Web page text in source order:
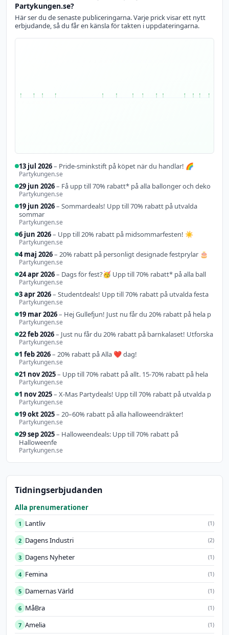
Partykungen.se?
Här ser du de senaste publiceringarna. Varje prick visar ett nytt
erbjudande, så du får en känsla för takten i uppdateringarna.
29 sep 2025
19
okt
2025
20–
60%
rabatt
…
2025
X-Mas
Partydea…
nov
2025
Upp
till
70%
r…
1 feb
2026
rabatt feb
Just
nu
du…
2026
Gullefjun!…
Studentdeals!
24
apr
Dags
4 maj
2026
rabatt
jun
Upp
till
19 jun 2026
Sommardeals!
jun
Få
upp
70…
sminksti…
13 jul 2026– Pride-sminkstift på köpet när du handlar! 🌈
Partykungen.se
29 jun 2026– Få upp till 70% rabatt* på alla ballonger och deko
Partykungen.se
19 jun 2026– Sommardeals! Upp till 70% rabatt på utvalda
sommar
Partykungen.se
6 jun 2026– Upp till 20% rabatt på midsommarfesten! ☀️
Partykungen.se
4 maj 2026– 20% rabatt på personligt designade festprylar 🎂
Partykungen.se
24 apr 2026– Dags för fest?🥳 Upp till 70% rabatt* på alla ball
Partykungen.se
3 apr 2026– Studentdeals! Upp till 70% rabatt på utvalda festa
Partykungen.se
19 mar 2026– Hej Gullefjun! Just nu får du 20% rabatt på hela p
Partykungen.se
22 feb 2026– Just nu får du 20% rabatt på barnkalaset! Utforska
Partykungen.se
1 feb 2026– 20% rabatt på Alla ❤️ dag!
Partykungen.se
21 nov 2025– Upp till 70% rabatt på allt. 15-70% rabatt på hela
Partykungen.se
1 nov 2025– X-Mas Partydeals! Upp till 70% rabatt på utvalda p
Partykungen.se
19 okt 2025– 20–60% rabatt på alla halloweendräkter!
Partykungen.se
29 sep 2025– Halloweendeals: Upp till 70% rabatt på
Halloweenfe
Partykungen.se
Tidningserbjudanden
Alla prenumerationer
1 Lantliv (1)
2 Dagens Industri (2)
3 Dagens Nyheter (1)
4 Femina (1)
5 Damernas Värld (1)
6 MåBra (1)
7 Amelia (1)